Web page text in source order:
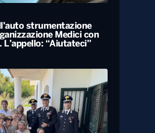
strumentazione
Medici con
L’appello: “Aiutateci”